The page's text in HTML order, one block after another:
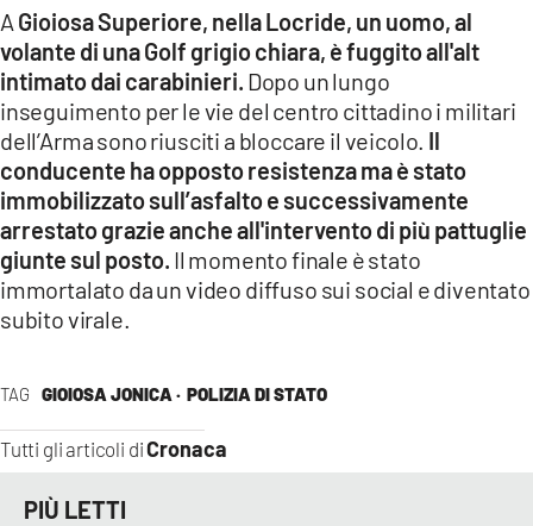
LaC
Network
LACPLAY.IT
LACTV.IT
LACONAIR.IT
LACITYMAG.IT
ILREGGINO.IT
COSENZACHANNEL.IT
CATANZAROCHANNEL.IT
TAG GIOIOSA JONICA · POLIZIA DI STATO
Tutti gli articoli diCronaca
A Gioiosa Superiore, nella Locride, un uomo, al
volante di una Golf grigio chiara, è fuggito all'alt
intimato dai carabinieri. Dopo un lungo
inseguimento per le vie del centro cittadino i militari
dell’Arma sono riusciti a bloccare il veicolo. Il
conducente ha opposto resistenza ma è stato
immobilizzato sull’asfalto e successivamente
arrestato grazie anche all'intervento di più pattuglie
giunte sul posto. Il momento finale è stato
immortalato da un video diffuso sui social e diventato
subito virale.
PIÙ LETTI